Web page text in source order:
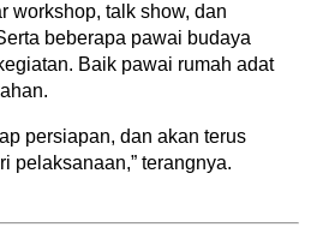
workshop, talk show, dan
beberapa pawai budaya
Baik pawai rumah adat
persiapan, dan akan terus
pelaksanaan,” terangnya.